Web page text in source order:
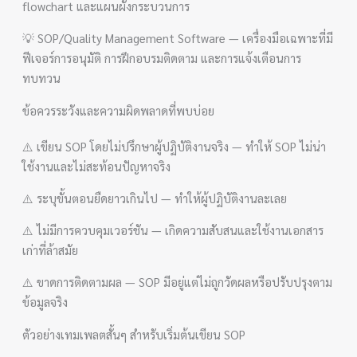
flowchart และแผนผังกระบวนการ
💡 SOP/Quality Management Software — เครื่องมือเฉพาะที่มี
ฟีเจอร์การอนุมัติ การฝึกอบรมติดตาม และการแจ้งเตือนการ
ทบทวน
ข้อควรระวังและความผิดพลาดที่พบบ่อย
⚠️ เขียน SOP โดยไม่ปรึกษาผู้ปฏิบัติงานจริง — ทำให้ SOP ไม่น่า
ใช้งานและไม่สะท้อนปัญหาจริง
⚠️ ระบุขั้นตอนยืดยาวเกินไป — ทำให้ผู้ปฏิบัติงานละเลย
⚠️ ไม่มีการควบคุมเวอร์ชัน — เกิดความสับสนและใช้งานเอกสาร
เก่าที่ล้าสมัย
⚠️ ขาดการติดตามผล — SOP มีอยู่แต่ไม่ถูกวัดผลหรือปรับปรุงตาม
ข้อมูลจริง
ตัวอย่างเทมเพลตสั้นๆ สำหรับเริ่มต้นเขียน SOP